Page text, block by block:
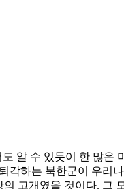
알 수 있듯이 한 많
각하는 북한군이 우리
고개였을 것이다. 그